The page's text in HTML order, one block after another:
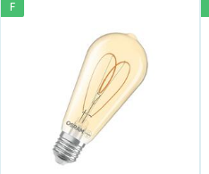
B15d
F